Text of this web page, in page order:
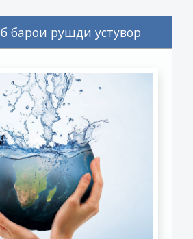
барои рушди устувор